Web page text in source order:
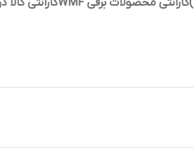
گارانتی محصولات برقی WMF گارانتی